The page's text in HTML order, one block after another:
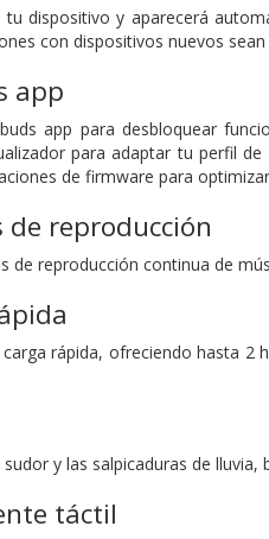
tu dispositivo y aparecerá
con dispositivos nuevos
app
app para desbloquear
para adaptar tu perfil
de firmware para
de reproducción
de reproducción continua de
rápida, ofreciendo hasta 2
y las salpicaduras de
táctil